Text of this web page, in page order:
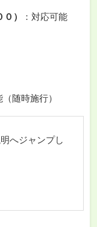
）
：対応可能
（随時施行）
へジャンプし